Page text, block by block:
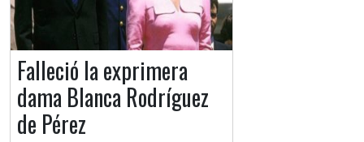
Falleció la exprimera
dama Blanca Rodríguez
de Pérez